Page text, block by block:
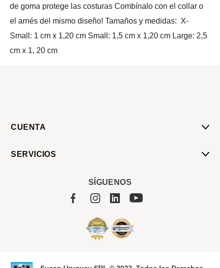
de goma protege las costuras Combínalo con el collar o
el arnés del mismo diseño! Tamaños y medidas: X-
Small: 1 cm x 1,20 cm Small: 1,5 cm x 1,20 cm Large: 2,5
cm x 1, 20 cm
CUENTA
SERVICIOS
SÍGUENOS